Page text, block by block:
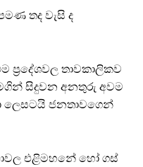
තද වැසි ද
තාවකාලිකව
සිදුවන අනතුරු අවම
ලෙසටයි ජනතාවගෙන්
එළිමහනේ හෝ ගස්